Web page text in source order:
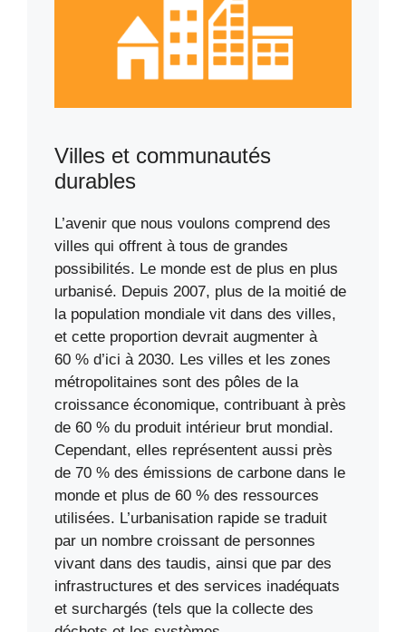
Villes et communautés
durables
L’avenir que nous voulons comprend des
villes qui offrent à tous de grandes
possibilités. Le monde est de plus en plus
urbanisé. Depuis 2007, plus de la moitié de
la population mondiale vit dans des villes,
et cette proportion devrait augmenter à
60 % d’ici à 2030. Les villes et les zones
métropolitaines sont des pôles de la
croissance économique, contribuant à près
de 60 % du produit intérieur brut mondial.
Cependant, elles représentent aussi près
de 70 % des émissions de carbone dans le
monde et plus de 60 % des ressources
utilisées. L’urbanisation rapide se traduit
par un nombre croissant de personnes
vivant dans des taudis, ainsi que par des
infrastructures et des services inadéquats
et surchargés (tels que la collecte des